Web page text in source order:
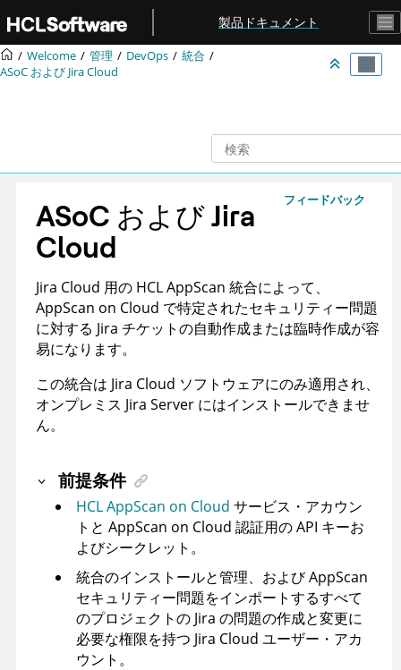
メインコンテンツにジャンプ
製品ドキュメント
Welcome 管理 DevOps
統合
ASoC および Jira Cloud
フィードバック
ASoC および Jira
Cloud
Jira Cloud 用の HCLAppScan 統合によって、
AppScan on Cloud で特定されたセキュリティー問題
に対する Jira チケットの自動作成または臨時作成が容
易になります。
この統合は Jira Cloud ソフトウェアにのみ適用され、
オンプレミス Jira Server にはインストールできませ
ん。
前提条件
HCL AppScan on Cloud サービス・アカウン
トと AppScan on Cloud 認証用の API キーお
よびシークレット。
統合のインストールと管理、およびAppScan
セキュリティー問題をインポートするすべて
のプロジェクトの Jira の問題の作成と変更に
必要な権限を持つ Jira Cloud ユーザー・アカ
ウント。